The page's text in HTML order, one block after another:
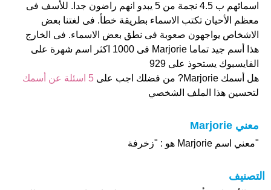
اسمائهم ب 4.5 نجمة من 5 يبدو انهم راضون جدا. للأسف فى
معظم الأحيان تكتب الاسماء بطريقة خطأ. فى لغتنا بعض
الاشخاص يواجهون صعوبة فى نطق بعض الاسماء. فى الخارج
هذا أسم جيد تماما Marjorie فى 1000 اكثر اسم شهرة على
الفايسبوك يستحوذ على 929
هل أسمك Marjorie? من فضلك اجب على
5 اسئلة عن أسمك
لتحسين هذا الملف الشخصي
معني Marjorie
"معني اسم Marjorie هو : "زخرفة
التصنيف